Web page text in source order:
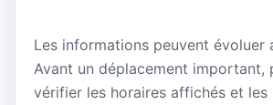
Les informations peuvent évoluer
Avant un déplacement important,
vérifier les horaires affichés et les